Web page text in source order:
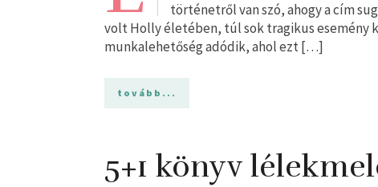
történetről van szó, ahogy a cím
volt Holly életében, túl sok tragikus esemény
munkalehetőség adódik, ahol ezt […]
tovább...
5+1 könyv